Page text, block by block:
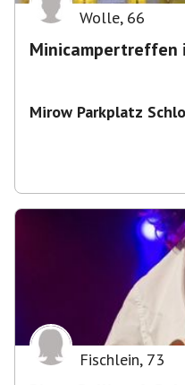
Wolle, 66
Minicampertreffen
Mirow Parkplatz
Fischlein, 73